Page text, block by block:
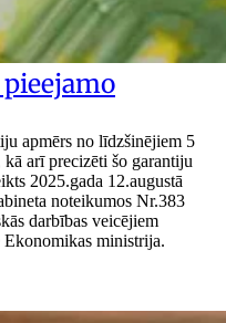
apmērs no līdzšinējiem 5
arī precizēti šo garantiju
2025.gada 12.augustā
noteikumos Nr.383
darbības veicējiem
Ekonomikas ministrija.